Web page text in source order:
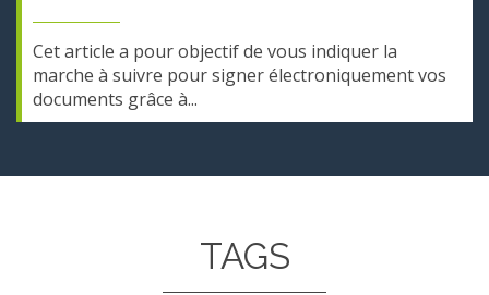
Cet article a pour objectif de vous indiquer la
marche à suivre pour signer électroniquement vos
documents grâce à...
TAGS